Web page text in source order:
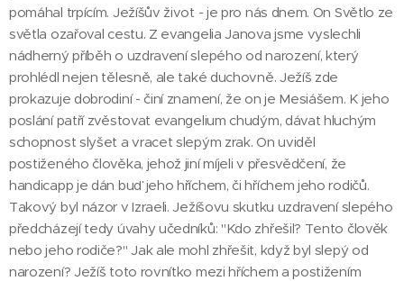
pomáhal trpícím. Ježíšův život - je pro nás dnem. On Světlo ze
světla ozařoval cestu. Z evangelia Janova jsme vyslechli
nádherný příběh o uzdravení slepého od narození, který
prohlédl nejen tělesně, ale také duchovně. Ježíš zde
prokazuje dobrodiní - činí znamení, že on je Mesiášem. K jeho
poslání patří zvěstovat evangelium chudým, dávat hluchým
schopnost slyšet a vracet slepým zrak. On uviděl
postiženého člověka, jehož jiní míjeli v přesvědčení, že
handicapp je dán buď jeho hříchem, či hříchem jeho rodičů.
Takový byl názor v Izraeli. Ježíšovu skutku uzdravení slepého
předcházejí tedy úvahy učedníků: "Kdo zhřešil? Tento člověk
nebo jeho rodiče?" Jak ale mohl zhřešit, když byl slepý od
narození? Ježíš toto rovnítko mezi hříchem a postižením